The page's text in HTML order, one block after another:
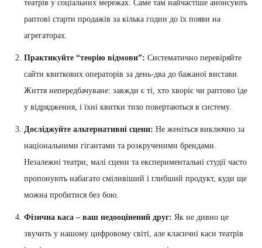
театрів у соціальних мережах. Саме там найчастіше анонсують
раптові старти продажів за кілька годин до їх появи на
агрегаторах.
Практикуйте “теорію відмови”: Систематично перевіряйте
сайти квиткових операторів за день-два до бажаної вистави.
Життя непередбачуване: завжди є ті, хто хворіє чи раптово їде
у відрядження, і їхні квитки тихо повертаються в систему.
Досліджуйте альтернативні сцени: Не женіться виключно за
національними гігантами та розкрученими брендами.
Незалежні театри, малі сцени та експериментальні студії часто
пропонують набагато сміливіший і глибший продукт, куди ще
можна пробитися без бою.
Фізична каса – ваш недооцінений друг: Як не дивно це
звучить у нашому цифровому світі, але класичні каси театрів